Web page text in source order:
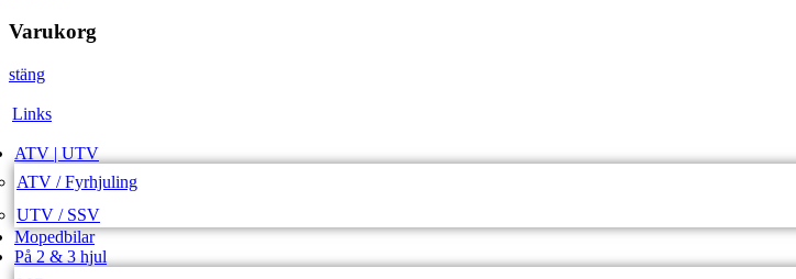
Varukorg
stäng
Links
ATV | UTV
ATV / Fyrhjuling
UTV / SSV
Mopedbilar
På 2 & 3 hjul